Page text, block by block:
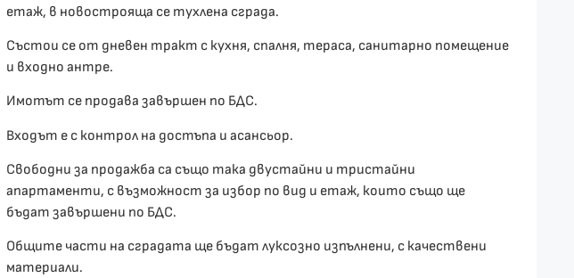
етаж, в новострояща се тухлена сграда.
Състои се от дневен тракт с кухня, спалня, тераса, санитарно помещение
и входно антре.
Имотът се продава завършен по БДС.
Входът е с контрол на достъпа и асансьор.
Свободни за продажба са също така двустайни и тристайни
апартаменти, с възможност за избор по вид и етаж, които също ще
бъдат завършени по БДС.
Общите части на сградата ще бъдат луксозно изпълнени, с качествени
материали.